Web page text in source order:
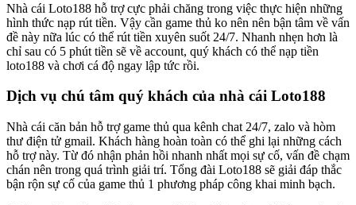
Nhà cái Loto188 hỗ trợ cực phải chăng trong việc thực hiện những
hình thức nạp rút tiền. Vậy cần game thủ ko nên nên bận tâm về vấn
đề này nữa lúc có thể rút tiền xuyên suốt 24/7. Nhanh nhẹn hơn là
chỉ sau có 5 phút tiền sẽ về account, quý khách có thể nạp tiền
loto188 và chơi cá độ ngay lập tức rồi.
Dịch vụ chú tâm quý khách của nhà cái Loto188
Nhà cái căn bản hỗ trợ game thủ qua kênh chat 24/7, zalo và hòm
thư điện tử gmail. Khách hàng hoàn toàn có thể ghi lại những cách
hỗ trợ này. Từ đó nhận phản hồi nhanh nhất mọi sự cố, vấn đề chạm
chán nên trong quá trình giải trí. Tổng đài Loto188 sẽ giải đáp thắc
bận rộn sự cố của game thủ 1 phương pháp công khai minh bạch.